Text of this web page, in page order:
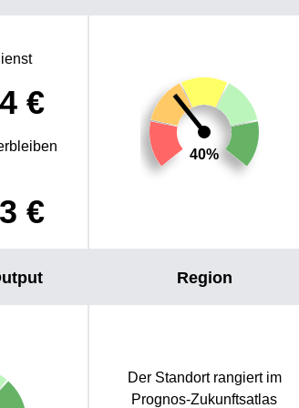
€
€
40%
Region
Der Standort rangiert im
Prognos-Zukunftsatlas